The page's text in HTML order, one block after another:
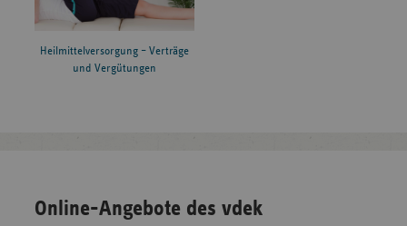
Heilmittelversorgung – Verträge
und Vergütungen
Online-Angebote des vdek